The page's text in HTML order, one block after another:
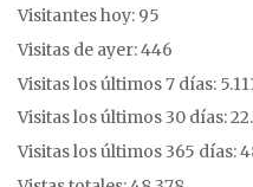
Visitantes hoy: 95
Visitas de ayer:446
Visitas los últimos 7 días:
Visitas los últimos 30 días:
Visitas los últimos 365 días: